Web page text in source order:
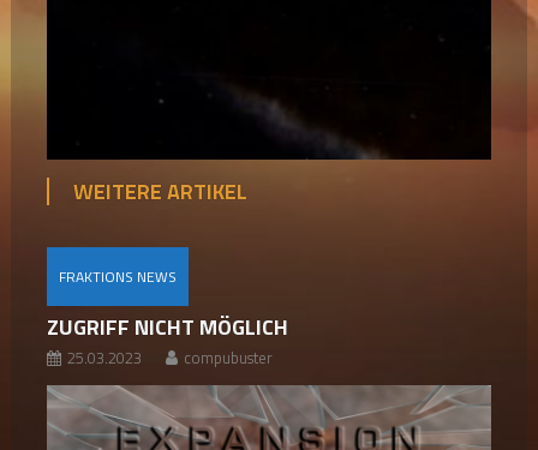
WEITERE ARTIKEL
FRAKTIONS NEWS
ZUGRIFF NICHT MÖGLICH
25.03.2023 compubuster